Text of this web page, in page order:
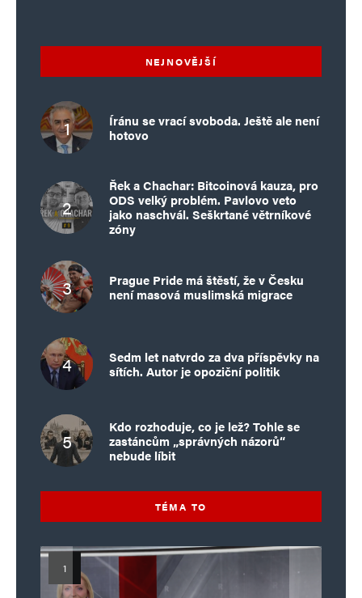
NEJNOVĚJŠÍ
Íránu se vrací svoboda. Ještě ale není
hotovo
Řek a Chachar: Bitcoinová kauza, pro
ODS velký problém. Pavlovo veto
jako naschvál. Seškrtané větrníkové
zóny
Prague Pride má štěstí, že v Česku
není masová muslimská migrace
Sedm let natvrdo za dva příspěvky na
sítích. Autor je opoziční politik
Kdo rozhoduje, co je lež? Tohle se
zastáncům „správných názorů“
nebude líbit
TÉMA TO